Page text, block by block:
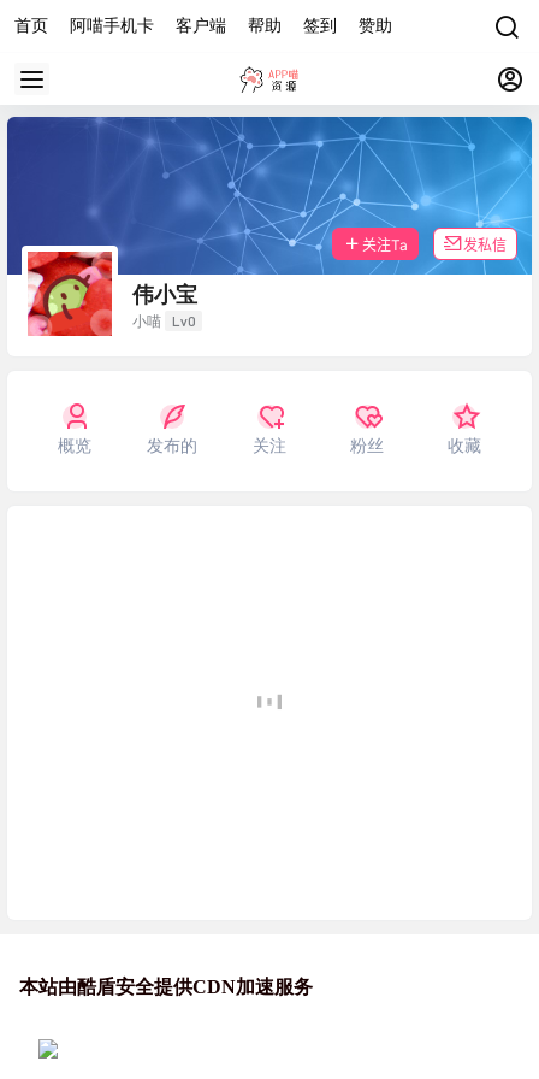
首页 阿喵手机卡 客户端 帮助 签到 赞助
伟小宝
小喵 Lv0
关注Ta 发私信
概览 发布的 关注 粉丝 收藏
本站由酷盾安全提供CDN加速服务